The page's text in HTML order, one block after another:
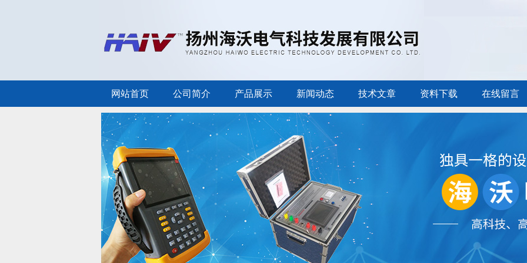
网站首页 公司简介 产品展示 新闻动态 技术文章 资料下载 在线留言